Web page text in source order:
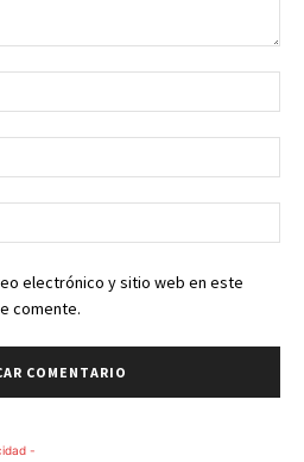
electrónico y sitio web en este
comente.
-